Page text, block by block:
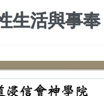
生活與事奉